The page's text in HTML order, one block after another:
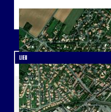
0
Forfait de l'équipe de Bollène
Lieu
à Neuville